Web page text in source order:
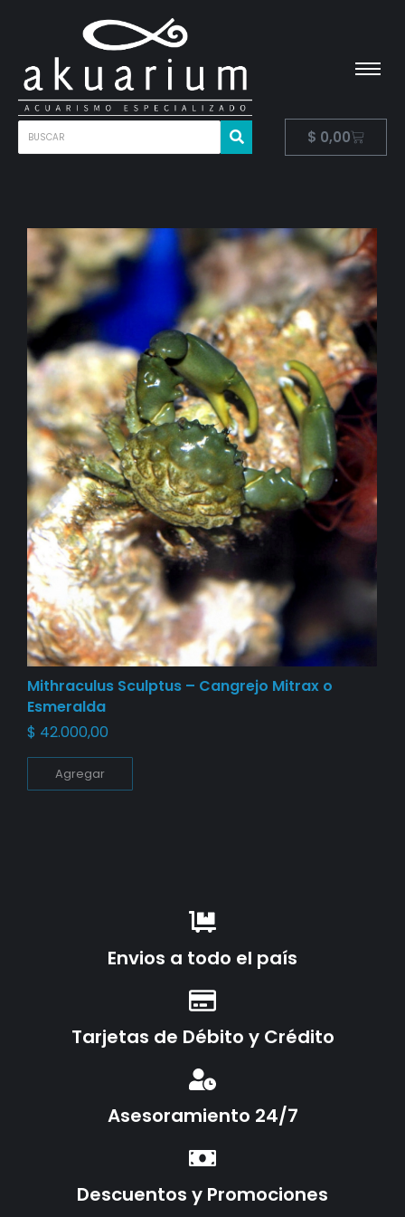
$ 0,00
Mithraculus Sculptus – Cangrejo Mitrax o
Esmeralda
$ 42.000,00
Agregar
Envios a todo el país
Tarjetas de Débito y Crédito
Asesoramiento 24/7
Descuentos y Promociones